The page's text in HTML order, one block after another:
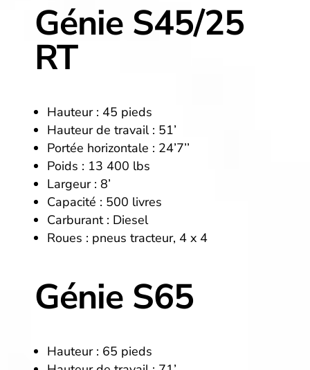
Génie S45/25
RT
Hauteur : 45 pieds
Hauteur de travail : 51’
Portée horizontale : 24’7’’
Poids : 13 400 lbs
Largeur : 8’
Capacité : 500 livres
Carburant : Diesel
Roues : pneus tracteur, 4 x 4
Génie S65
Hauteur : 65 pieds